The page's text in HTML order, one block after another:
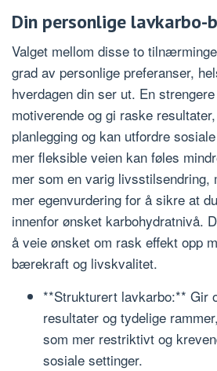
Din personlige lavkarbo-
Valget mellom disse to
grad av personlige preferanser,
hverdagen din ser ut. En
motiverende og gi raske
planlegging og kan utfordre
mer fleksible veien kan føles
mer som en varig livsstilsendring,
mer egenvurdering for å sikre at
innenfor ønsket karbohydratnivå.
å veie ønsket om rask effekt opp
bærekraft og livskvalitet.
**Strukturert lavkarbo:** Gir
resultater og tydelige
som mer restriktivt og
sosiale settinger.